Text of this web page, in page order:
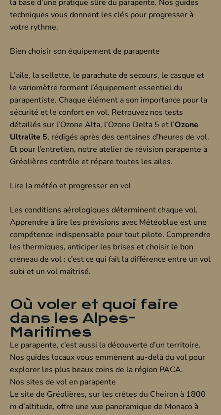
la base d’une pratique sûre du parapente. Nos guides
techniques vous donnent les clés pour progresser à
votre rythme.
Bien choisir son équipement de parapente
L’aile, la sellette, le parachute de secours, le casque et
le variomètre forment l’équipement essentiel du
parapentiste. Chaque élément a son importance pour la
sécurité et le confort en vol. Retrouvez nos tests
détaillés sur l’Ozone Alta, l’Ozone Delta 5 et l’Ozone
Ultralite 5, rédigés après des centaines d’heures de vol.
Et pour l’entretien, notre atelier de révision parapente à
Gréolières contrôle et répare toutes les ailes.
Lire la météo et progresser en vol
Les conditions aérologiques déterminent chaque vol.
Apprendre à lire les prévisions avec Météoblue est une
compétence indispensable pour tout pilote. Comprendre
les thermiques, anticiper les brises et choisir le bon
créneau de vol : c’est ce qui fait la différence entre un vol
subi et un vol maîtrisé.
Où voler et quoi faire
dans les Alpes-
Maritimes
Le parapente, c’est aussi la découverte d’un territoire.
Nos guides locaux vous emmènent au-delà du vol pour
explorer les plus beaux coins de la région PACA.
Nos sites de vol en parapente
Le site de Gréolières, sur les crêtes du Cheiron à 1800
m d’altitude, offre une vue panoramique de Monaco à